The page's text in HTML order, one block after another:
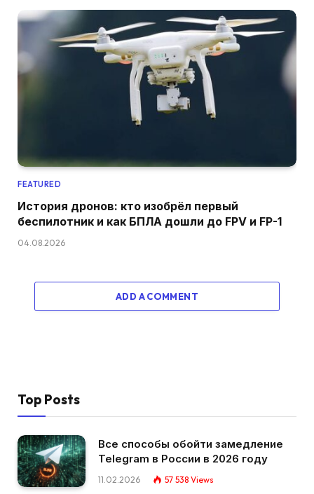
FEATURED
История дронов: кто изобрёл первый
беспилотник и как БПЛА дошли до FPV и FP-1
04.08.2026
ADD A COMMENT
Top Posts
Все способы обойти замедление
Telegram в России в 2026 году
11.02.2026 57 538 Views